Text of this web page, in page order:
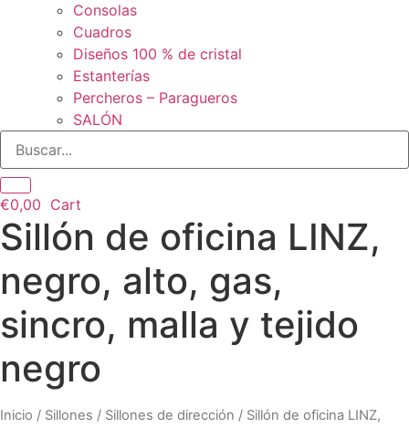
Consolas
Cuadros
Diseños 100 % de cristal
Estanterías
Percheros – Paragueros
SALÓN
€0,00 Cart
Sillón de oficina LINZ,
negro, alto, gas,
sincro, malla y tejido
negro
Inicio / Sillones / Sillones de dirección / Sillón de oficina LINZ,